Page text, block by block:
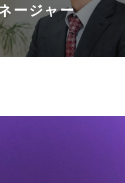
ージャー